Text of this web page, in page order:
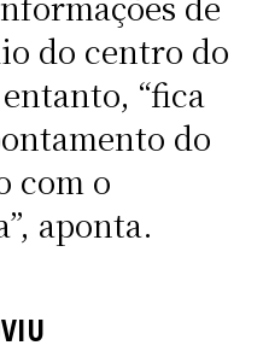
do centro do
“fica
do
com o
aponta.